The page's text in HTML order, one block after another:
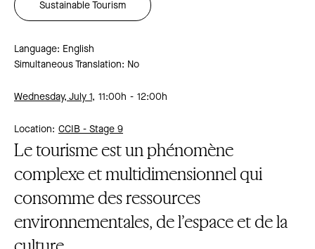
Sustainable Tourism
Language: English
Simultaneous Translation: No
Wednesday, July 1, 11:00h 12:00h
Location: CCIB - Stage 9
Le tourisme est un phénomène
complexe et multidimensionnel qui
consomme des ressources
environnementales, de l’espace et de la